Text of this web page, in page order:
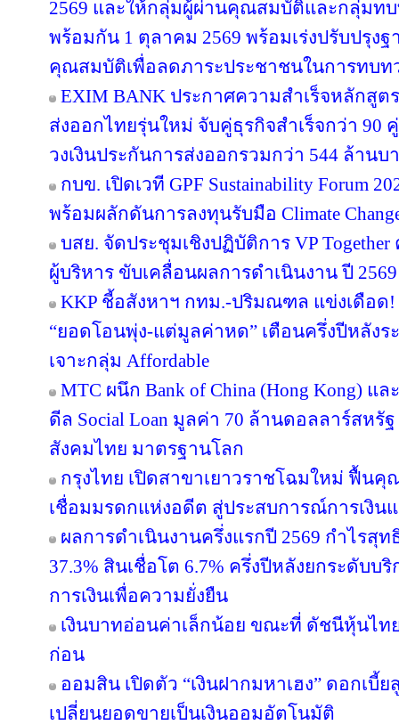
2569 และให้กลุ่มผู้ผ่านคุณสมบัติและกลุ่มท
พร้อมกัน 1 ตุลาคม 2569 พร้อมเร่งปรับปรุง
คุณสมบัติเพื่อลดภาระประชาชนในการทบท
EXIM BANK ประกาศความสำเร็จหลักสู
ส่งออกไทยรุ่นใหม่ จับคู่ธุรกิจสำเร็จกว่า 90
วงเงินประกันการส่งออกรวมกว่า 544 ล้านบ
กบข. เปิดเวที GPF Sustainability Forum
พร้อมผลักดันการลงทุนรับมือ Climate
บสย. จัดประชุมเชิงปฏิบัติการ VP
ผู้บริหาร ขับเคลื่อนผลการดำเนินงาน ปี 2569
KKP ชี้อสังหาฯ กทม.-ปริมณฑล แข่งเดือด
“ยอดโอนพุ่ง-แต่มูลค่าหด” เตือนครึ่งปีหลัง
เจาะกลุ่ม Affordable
MTC ผนึก Bank of China (Hong Kong) แล
ดีล Social Loan มูลค่า 70 ล้านดอลลาร์สห
สังคมไทย มาตรฐานโลก
กรุงไทย เปิดสาขาเยาวราชโฉมใหม่ ฟื้น
เชื่อมมรดกแห่งอดีต สู่ประสบการณ์การเงิน
ผลการดำเนินงานครึ่งแรกปี 2569 กำไรสุท
37.3% สินเชื่อโต 6.7% ครึ่งปีหลังยกระดับบ
การเงินเพื่อความยั่งยืน
เงินบาทอ่อนค่าเล็กน้อย ขณะที่ ดัชนีหุ้นไท
ก่อน
ออมสิน เปิดตัว “เงินฝากมหาเฮง” ดอกเบี้
เปลี่ยนยอดขายเป็นเงินออมอัตโนมัติ